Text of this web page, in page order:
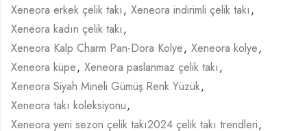
Xeneora erkek çelik takı, Xeneora indirimli çelik takı,
Xeneora kadın çelik takı,
Xeneora Kalp Charm Pan-Dora Kolye, Xeneora kolye,
Xeneora küpe, Xeneora paslanmaz çelik takı,
Xeneora Siyah Mineli Gümüş Renk Yüzük,
Xeneora takı koleksiyonu,
Xeneora yeni sezon çelik takı2024 çelik takı trendleri,